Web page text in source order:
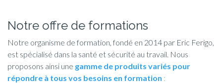
Notre offre de formations
Notre organisme de formation, fondé en 2014 par Eric Ferigo,
est spécialisé dans la santé et sécurité au travail. Nous
proposons ainsi une gamme de produits variés pour
répondre à tous vos besoins en formation :